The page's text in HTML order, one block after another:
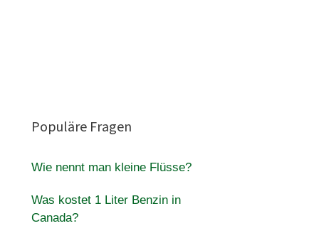
Populäre Fragen
Wie nennt man kleine Flüsse?
Was kostet 1 Liter Benzin in
Canada?